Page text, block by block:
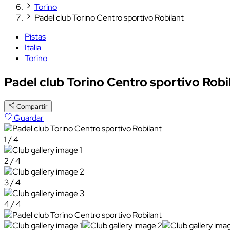
Torino
Padel club Torino Centro sportivo Robilant
Pistas
Italia
Torino
Padel club Torino Centro sportivo
Compartir
Guardar
1 / 4
2 / 4
3 / 4
4 / 4